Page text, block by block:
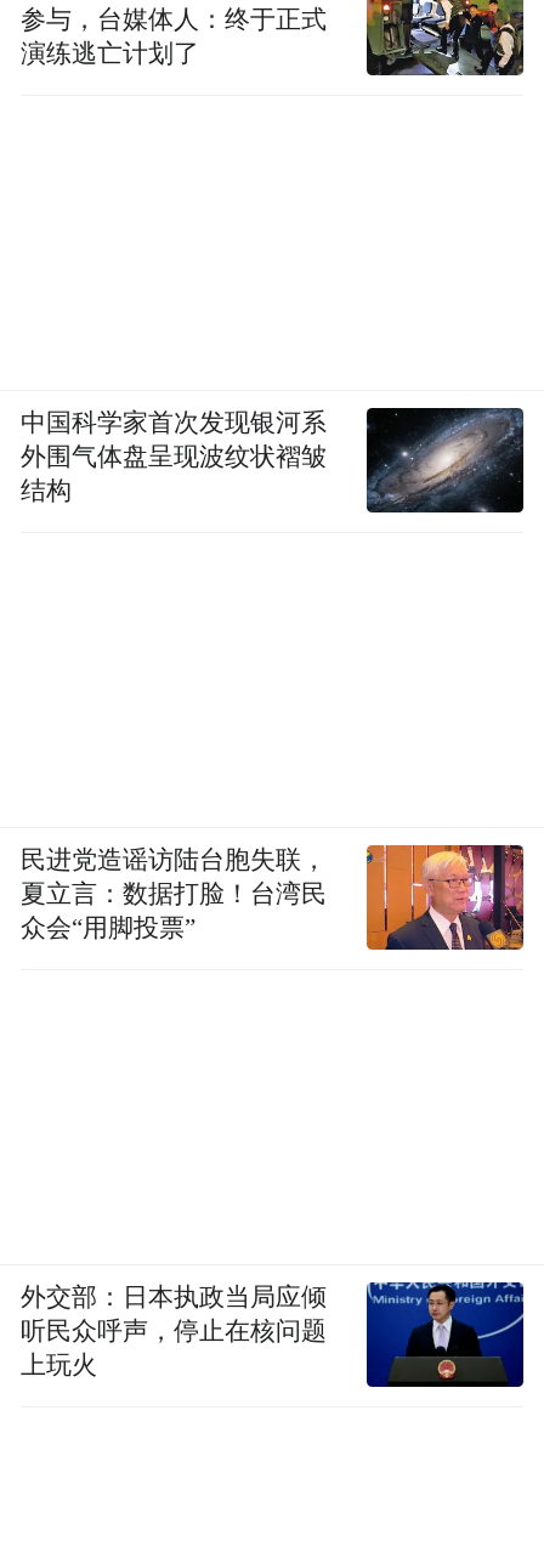
参与，台媒体人：终于正式
演练逃亡计划了
中国科学家首次发现银河系
外围气体盘呈现波纹状褶皱
结构
民进党造谣访陆台胞失联，
夏立言：数据打脸！台湾民
众会“用脚投票”
外交部：日本执政当局应倾
听民众呼声，停止在核问题
上玩火